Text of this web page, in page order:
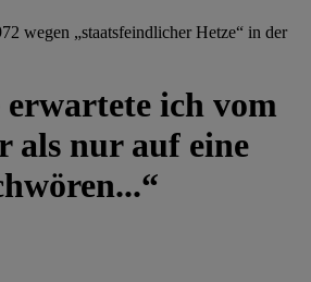
wegen „staatsfeindlicher Hetze“ in der
ich vom
als nur auf eine